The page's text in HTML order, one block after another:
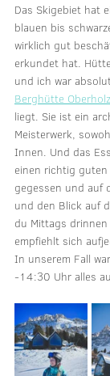
Das Skigebiet hat
blauen bis
wirklich gut
erkundet hat.
und ich war
Berghütte Oberholz
liegt. Sie ist ein
Meisterwerk,
Innen. Und das
einen richtig
gegessen und auf
und den Blick auf
du Mittags
empfiehlt sich
In unserem Fall
-14:30 Uhr alles